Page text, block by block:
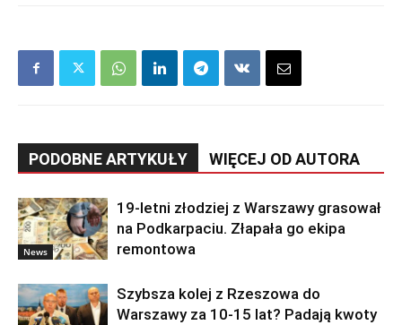
PODOBNE ARTYKUŁY WIĘCEJ OD AUTORA
News
19-letni złodziej z Warszawy grasował
na Podkarpaciu. Złapała go ekipa
remontowa
Szybsza kolej z Rzeszowa do
Warszawy za 10-15 lat? Padają kwoty